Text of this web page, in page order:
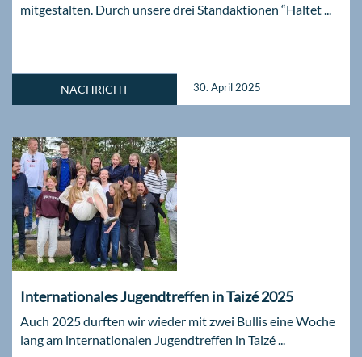
mitgestalten. Durch unsere drei Standaktionen “Haltet ...
NACHRICHT 30. April 2025
Internationales Jugendtreffen in Taizé 2025
Auch 2025 durften wir wieder mit zwei Bullis eine Woche
lang am internationalen Jugendtreffen in Taizé ...